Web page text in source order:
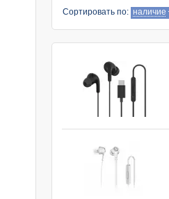
Сортировать по: наличие